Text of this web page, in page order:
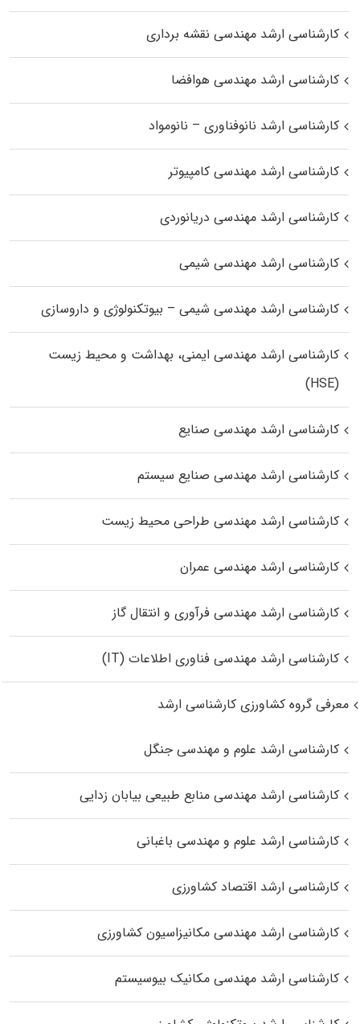
کارشناسی ارشد مهندسی نقشه برداری
کارشناسی ارشد مهندسی هوافضا
کارشناسی ارشد نانوفناوری – نانومواد
کارشناسی ارشد مهندسی کامپیوتر
کارشناسی ارشد مهندسی دریانوردی
کارشناسی ارشد مهندسی شیمی
کارشناسی ارشد مهندسی شیمی – بیوتکنولوژی و داروسازی
کارشناسی ارشد مهندسی ایمنی، بهداشت و محیط زیست
(HSE)
کارشناسی ارشد مهندسی صنایع
کارشناسی ارشد مهندسی صنایع سیستم
کارشناسی ارشد مهندسی طراحی محیط زیست
کارشناسی ارشد مهندسی عمران
کارشناسی ارشد مهندسی فرآوری و انتقال گاز
کارشناسی ارشد مهندسی فناوری اطلاعات (IT)
معرفی گروه کشاورزی کارشناسی ارشد
کارشناسی ارشد علوم و مهندسی جنگل
کارشناسی ارشد مهندسی منابع طبیعی بیابان زدایی
کارشناسی ارشد علوم و مهندسی باغبانی
کارشناسی ارشد اقتصاد کشاورزی
کارشناسی ارشد مهندسی مکانیزاسیون کشاورزی
کارشناسی ارشد مهندسی مکانیک بیوسیستم